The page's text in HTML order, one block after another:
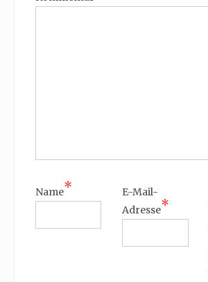
Name*
E-Mail-
Adresse*